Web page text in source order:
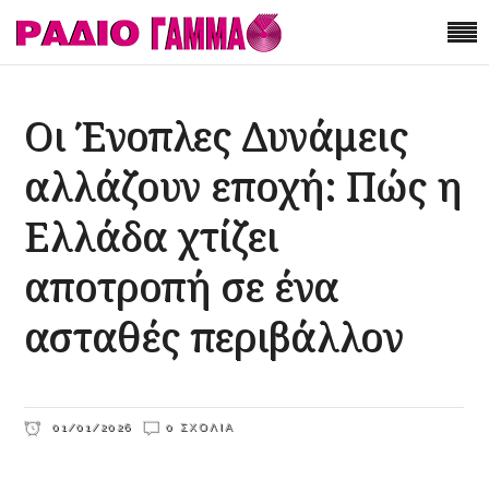
Οι Ένοπλες Δυνάμεις
αλλάζουν εποχή: Πώς η
Ελλάδα χτίζει
αποτροπή σε ένα
ασταθές περιβάλλον
01/01/2026 0 ΣΧΌΛΙΑ